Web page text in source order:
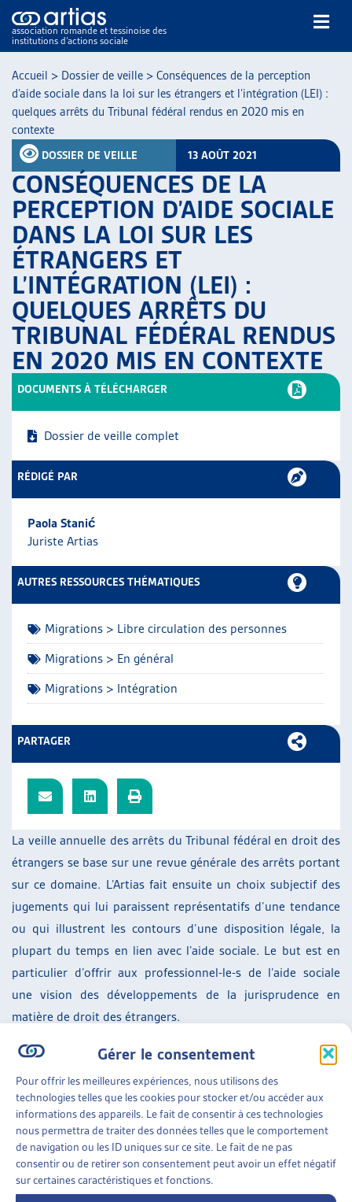
Gérer le consentement
Pour offrir les meilleures expériences, nous utilisons des
technologies telles que les cookies pour stocker et/ou accéder aux
informations des appareils. Le fait de consentir à ces technologies
nous permettra de traiter des données telles que le comportement
de navigation ou les ID uniques sur ce site. Le fait de ne pas
consentir ou de retirer son consentement peut avoir un effet négatif
sur certaines caractéristiques et fonctions.
association romande et tessinoise des
institutions d’actions sociale
NOS PUBLICATIONS
ARTICLES
DOSSIERS DU MOIS
VEILLE
RESSOURCES
THÉMATIQUES
GUIDE SOCIAL ROMAND
AUTRES
ARTIAS
L’ASSOCIATION
Accueil > Dossier de veille > Conséquences de la perception
d’aide sociale dans la loi sur les étrangers et l’intégration (LEI) :
quelques arrêts du Tribunal fédéral rendus en 2020 mis en
contexte
DOSSIER DE VEILLE 13 AOÛT 2021
CONSÉQUENCES DE LA
PERCEPTION D’AIDE SOCIALE
DANS LA LOI SUR LES
ÉTRANGERS ET
L’INTÉGRATION (LEI) :
QUELQUES ARRÊTS DU
TRIBUNAL FÉDÉRAL RENDUS
EN 2020 MIS EN CONTEXTE
La veille annuelle des arrêts du Tribunal fédéral en droit des
étrangers se base sur une revue générale des arrêts portant
sur ce domaine. L’Artias fait ensuite un choix subjectif des
jugements qui lui paraissent représentatifs d’une tendance
ou qui illustrent les contours d’une disposition légale, la
plupart du temps en lien avec l’aide sociale. Le but est en
particulier d’offrir aux professionnel-le-s de l’aide sociale
une vision des développements de la jurisprudence en
matière de droit des étrangers.
Depuis l’année 2020, nous publions des documents
droit des assurances sociales.
Le premier dossier de veille de cette année se penche sur les
conséquences de la perception d’aide sociale dans la Loi sur
les étrangers et l’intégration (LEI). La sélection d’arrêt est
mise en contexte dans une introduction.
DOCUMENTS À TÉLÉCHARGER
Dossier de veille complet
RÉDIGÉ PAR
Paola Stanić
Juriste Artias
AUTRES RESSOURCES THÉMATIQUES
Migrations > Libre circulation des personnes
Migrations > En général
Migrations > Intégration
PARTAGER